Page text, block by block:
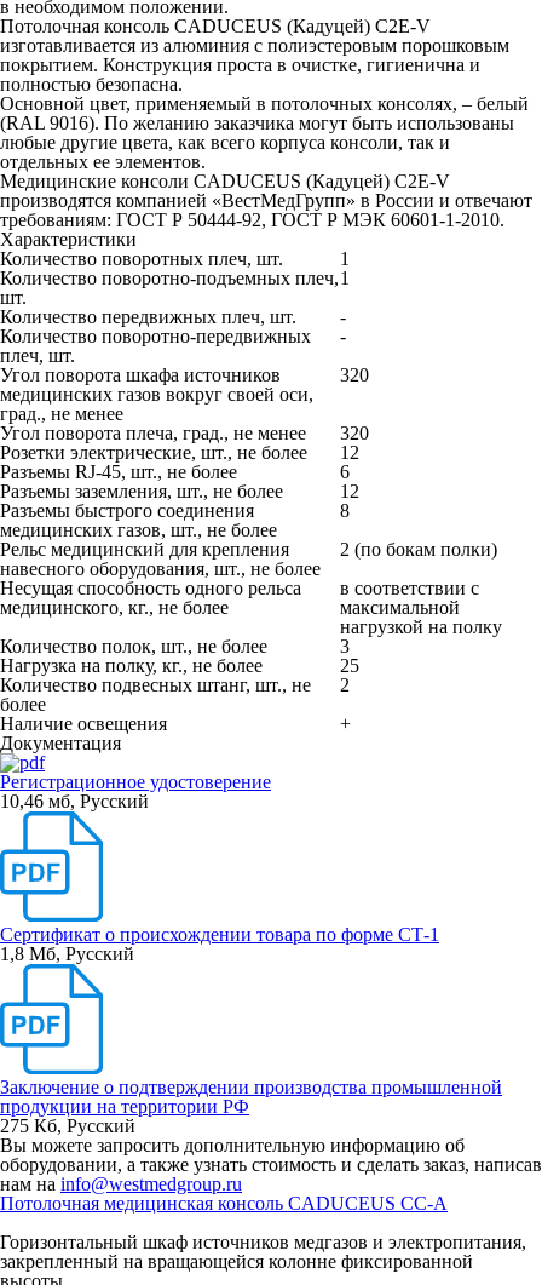
в необходимом положении.
Потолочная консоль CADUCEUS (Кадуцей) C2E-V
изготавливается из алюминия с полиэстеровым порошковым
покрытием. Конструкция проста в очистке, гигиенична и
полностью безопасна.
Основной цвет, применяемый в потолочных консолях, – белый
(RAL 9016). По желанию заказчика могут быть использованы
любые другие цвета, как всего корпуса консоли, так и
отдельных ее элементов.
Медицинские консоли CADUCEUS (Кадуцей) C2E-V
производятся компанией «ВестМедГрупп» в России и отвечают
требованиям: ГОСТ Р 50444-92, ГОСТ Р МЭК 60601-1-2010.
Характеристики
Количество поворотных плеч, шт.
1
Количество поворотно-подъемных плеч,
шт.
1
Количество передвижных плеч, шт.
-
Количество поворотно-передвижных
плеч, шт.
-
Угол поворота шкафа источников
медицинских газов вокруг своей оси,
град., не менее
320
Угол поворота плеча, град., не менее
320
Розетки электрические, шт., не более
12
Разъемы RJ-45, шт., не более
6
Разъемы заземления, шт., не более
12
Разъемы быстрого соединения
медицинских газов, шт., не более
8
Рельс медицинский для крепления
навесного оборудования, шт., не более
2 (по бокам полки)
Несущая способность одного рельса
медицинского, кг., не более
в соответствии с
максимальной
нагрузкой на полку
Количество полок, шт., не более
3
Нагрузка на полку, кг., не более
25
Количество подвесных штанг, шт., не
более
2
Наличие освещения
+
Документация
Регистрационное удостоверение
10,46 мб, Русский
Сертификат о происхождении товара по форме СТ-1
1,8 Мб, Русский
Заключение о подтверждении производства промышленной
продукции на территории РФ
275 Кб, Русский
Вы можете запросить дополнительную информацию об
оборудовании, а также узнать стоимость и сделать заказ, написав
нам на info@westmedgroup.ru
Потолочная медицинская консоль CADUCEUS CC-A
Горизонтальный шкаф источников медгазов и электропитания,
закрепленный на вращающейся колонне фиксированной
высоты.